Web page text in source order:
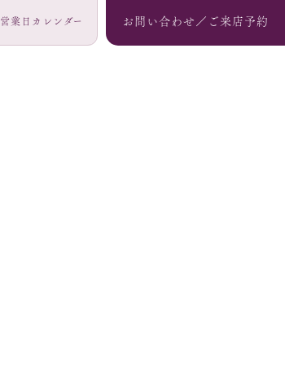
営業日カレンダー お問い合わせ／ご来店予約